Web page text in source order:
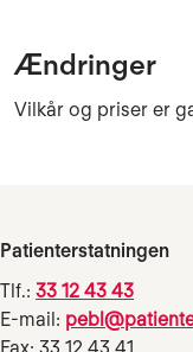
Ændringer
Vilkår og priser er
Patienterstatningen
Tlf.: 33 12 43 43
E-mail: